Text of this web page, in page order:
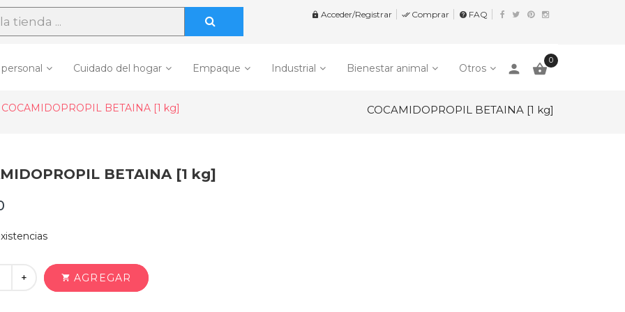
 Acceder/Registrar  Comprar help FAQ
Cuidado del hogar Empaque Industrial Bienestar animal Otros person 
0
COCAMIDOPROPIL BETAINA [1 kg] COCAMIDOPROPIL BETAINA [1 kg]
BETAINA [1 kg]
+ shopping_cart AGREGAR